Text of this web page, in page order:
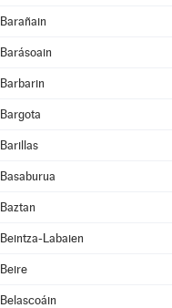
Barañain
Barásoain
Barbarin
Bargota
Barillas
Basaburua
Baztan
Beintza-Labaien
Beire
Belascoáin